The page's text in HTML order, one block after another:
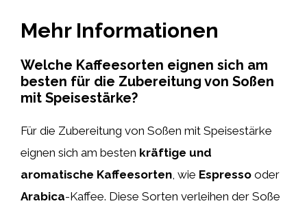
Mehr Informationen
Welche Kaffeesorten eignen sich am
besten für die Zubereitung von Soßen
mit Speisestärke?
Für die Zubereitung von Soßen mit Speisestärke
eignen sich am besten kräftige und
aromatische Kaffeesorten , wie Espresso oder
Arabica-Kaffee. Diese Sorten verleihen der Soße